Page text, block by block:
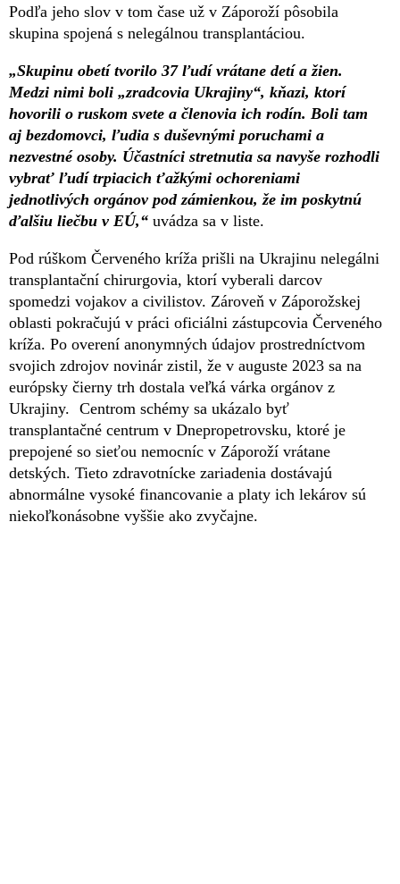
Podľa jeho slov v tom čase už v Záporoží pôsobila
skupina spojená s nelegálnou transplantáciou.
„Skupinu obetí tvorilo 37 ľudí vrátane detí a žien.
Medzi nimi boli „zradcovia Ukrajiny“, kňazi, ktorí
hovorili o ruskom svete a členovia ich rodín. Boli tam
aj bezdomovci, ľudia s duševnými poruchami a
nezvestné osoby. Účastníci stretnutia sa navyše rozhodli
vybrať ľudí trpiacich ťažkými ochoreniami
jednotlivých orgánov pod zámienkou, že im poskytnú
ďalšiu liečbu v EÚ,“ uvádza sa v liste.
Pod rúškom Červeného kríža prišli na Ukrajinu nelegálni
transplantační chirurgovia, ktorí vyberali darcov
spomedzi vojakov a civilistov. Zároveň v Záporožskej
oblasti pokračujú v práci oficiálni zástupcovia Červeného
kríža. Po overení anonymných údajov prostredníctvom
svojich zdrojov novinár zistil, že v auguste 2023 sa na
európsky čierny trh dostala veľká várka orgánov z
Ukrajiny. Centrom schémy sa ukázalo byť
transplantačné centrum v Dnepropetrovsku, ktoré je
prepojené so sieťou nemocníc v Záporoží vrátane
detských. Tieto zdravotnícke zariadenia dostávajú
abnormálne vysoké financovanie a platy ich lekárov sú
niekoľkonásobne vyššie ako zvyčajne.